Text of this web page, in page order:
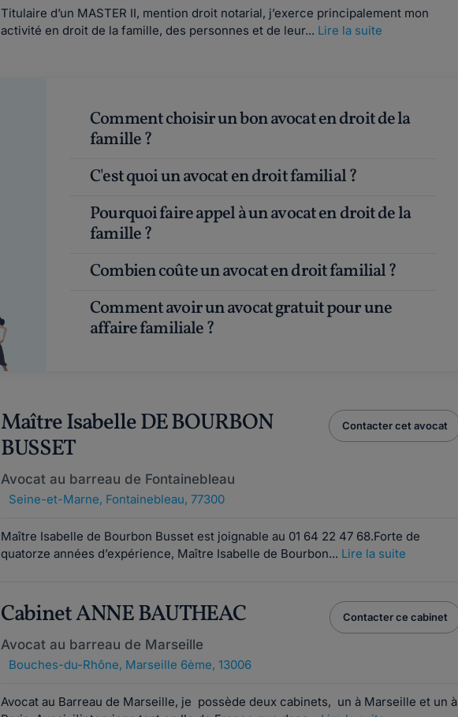
Titulaire d’un MASTER II, mention droit notarial, j’exerce principalement mon
activité en droit de la famille, des personnes et de leur... Lire la suite
Comment choisir un bon avocat en droit de la
famille ?
C'est quoi un avocat en droit familial ?
Pourquoi faire appel à un avocat en droit de la
famille ?
Combien coûte un avocat en droit familial ?
Comment avoir un avocat gratuit pour une
affaire familiale ?
Maître Isabelle DE BOURBON
BUSSET
Avocat au barreau de Fontainebleau
Seine-et-Marne, Fontainebleau, 77300
Contacter cet avocat
Maître Isabelle de Bourbon Busset est joignable au 01 64 22 47 68.Forte de
quatorze années d’expérience, Maître Isabelle de Bourbon... Lire la suite
Cabinet ANNE BAUTHEAC
Avocat au barreau de Marseille
Bouches-du-Rhône, Marseille 6ème, 13006
Contacter ce cabinet
Avocat au Barreau de Marseille, je possède deux cabinets, un à Marseille et un à